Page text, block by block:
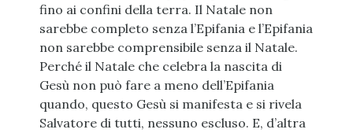
fino ai confini della terra. Il Natale non
sarebbe completo senza l’Epifania e l’Epifania
non sarebbe comprensibile senza il Natale.
Perché il Natale che celebra la nascita di
Gesù non può fare a meno dell’Epifania
quando, questo Gesù si manifesta e si rivela
Salvatore di tutti, nessuno escluso. E, d’altra